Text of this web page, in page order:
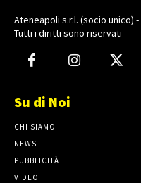
Ateneapoli s.r.l. (socio unico) -
Tutti i diritti sono riservati
Su di Noi
CHI SIAMO
NEWS
PUBBLICITÀ
VIDEO